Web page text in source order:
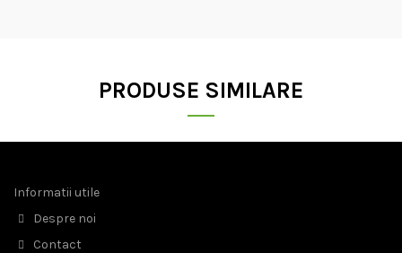
PRODUSE SIMILARE
Informatii utile
Despre noi
Contact